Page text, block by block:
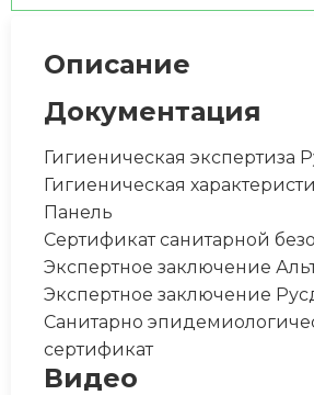
Описание
Документация
Гигиеническая экспертиза
Гигиеническая
Панель
Сертификат санитарной
Экспертное заключение
Экспертное заключение
Санитарно
сертификат
Видео